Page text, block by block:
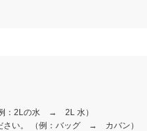
例：2Lの水 → 2L 水）
さい。 （例：バッグ → カバン）